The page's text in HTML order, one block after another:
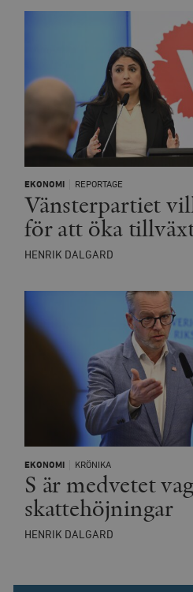
EKONOMI REPORTAGE
Vänsterpartiet
för att öka
HENRIK DALGARD
EKONOMI KRÖNIKA
S är medvetet
skattehöjningar
HENRIK DALGARD